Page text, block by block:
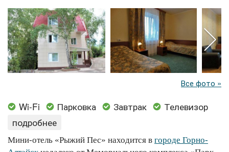
Все фото »
Wi-Fi Парковка Завтрак
Телевизор
подробнее
Мини-отель «Рыжий Пес» находится в городе Горно-